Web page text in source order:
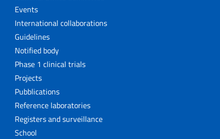
Events
International collaborations
Guidelines
Notified body
Phase 1 clinical trials
Projects
Pubblications
Reference laboratories
Registers and surveillance
School